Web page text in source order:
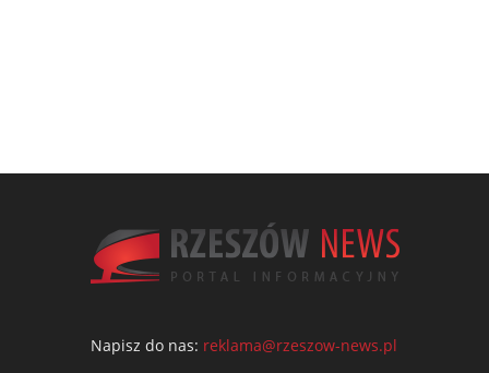
Napisz do nas: reklama@rzeszow-news.pl